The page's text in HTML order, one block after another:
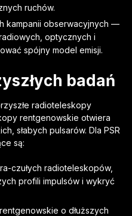
ruchów.
kampanii obserwacyjnych —
optycznych i
spójny model emisji.
badań
radioteleskopy
rentgenowskie otwiera
słabych pulsarów. Dla PSR
są:
czułych radioteleskopów,
profili impulsów i wykryć
o dłuższych